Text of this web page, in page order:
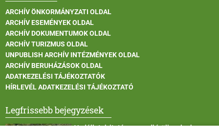
ARCHÍV ÖNKORMÁNYZATI OLDAL
ARCHÍV ESEMÉNYEK OLDAL
ARCHÍV DOKUMENTUMOK OLDAL
ARCHÍV TURIZMUS OLDAL
UNPUBLISH ARCHÍV INTÉZMÉNYEK OLDAL
ARCHÍV BERUHÁZÁSOK OLDAL
ADATKEZELÉSI TÁJÉKOZTATÓK
HÍRLEVÉL ADATKEZELÉSI TÁJÉKOZTATÓ
Legfrissebb bejegyzések
Vadállatok itatása a rendkívüli melegben